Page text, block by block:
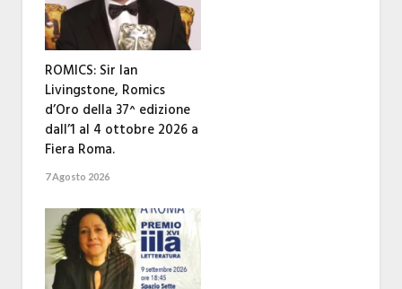
ROMICS: Sir Ian
Livingstone, Romics
d’Oro della 37^ edizione
dall’1 al 4 ottobre 2026 a
Fiera Roma.
7 Agosto 2026